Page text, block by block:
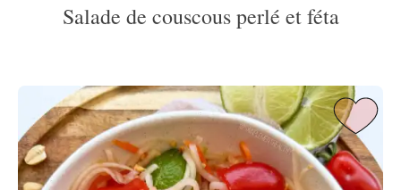
Salade de couscous perlé et féta